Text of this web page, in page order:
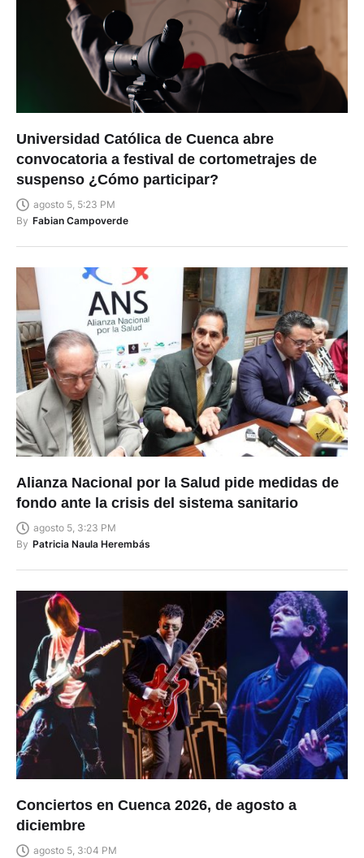
Universidad Católica de Cuenca abre
convocatoria a festival de cortometrajes de
suspenso ¿Cómo participar?
agosto 5, 5:23 PM
By Fabian Campoverde
Alianza Nacional por la Salud pide medidas de
fondo ante la crisis del sistema sanitario
agosto 5, 3:23 PM
By Patricia Naula Herembás
Conciertos en Cuenca 2026, de agosto a
diciembre
agosto 5, 3:04 PM